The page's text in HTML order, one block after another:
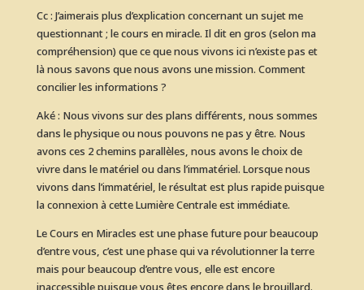
Cc : J’aimerais plus d’explication concernant un sujet me
questionnant ; le cours en miracle. Il dit en gros (selon ma
compréhension) que ce que nous vivons ici n’existe pas et
là nous savons que nous avons une mission. Comment
concilier les informations ?
Aké : Nous vivons sur des plans différents, nous sommes
dans le physique ou nous pouvons ne pas y être. Nous
avons ces 2 chemins parallèles, nous avons le choix de
vivre dans le matériel ou dans l’immatériel. Lorsque nous
vivons dans l’immatériel, le résultat est plus rapide puisque
la connexion à cette Lumière Centrale est immédiate.
Le Cours en Miracles est une phase future pour beaucoup
d’entre vous, c’est une phase qui va révolutionner la terre
mais pour beaucoup d’entre vous, elle est encore
inaccessible puisque vous êtes encore dans le brouillard.